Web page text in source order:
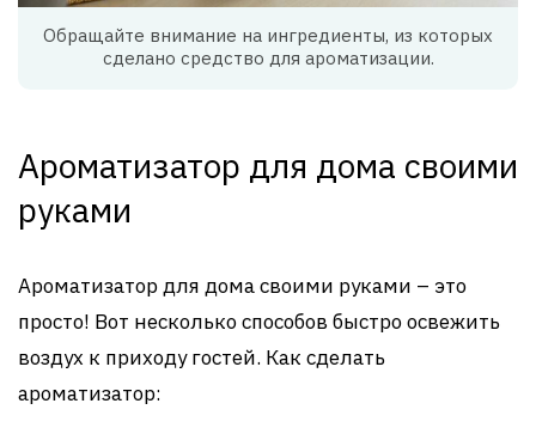
Обращайте внимание на ингредиенты, из которых
сделано средство для ароматизации.
Ароматизатор для дома своими
руками
Ароматизатор для дома своими руками – это
просто! Вот несколько способов быстро освежить
воздух к приходу гостей. Как сделать
ароматизатор: